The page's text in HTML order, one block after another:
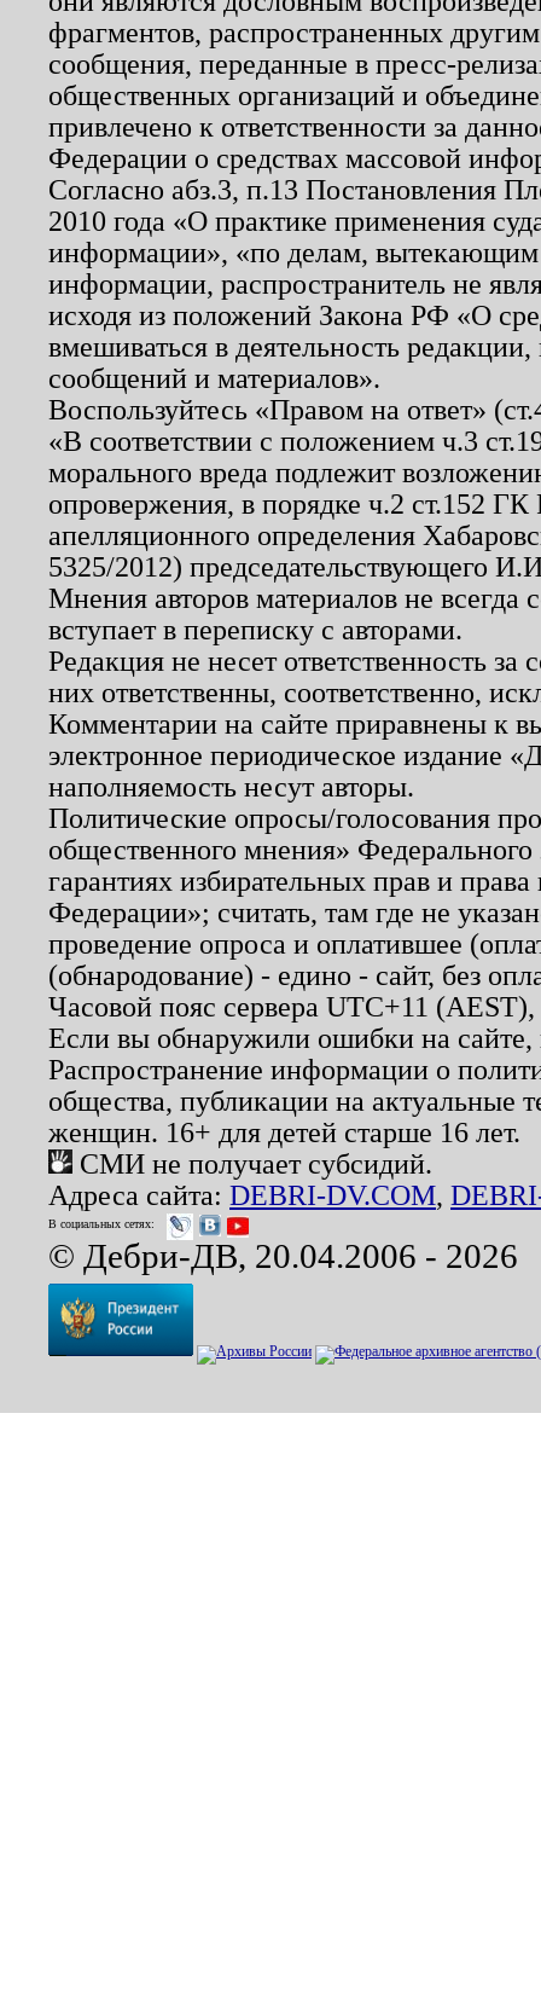
фрагментов, распространенных
сообщения, переданные в пресс-
общественных организаций и
привлечено к ответственности за
Федерации о средствах массовой
Согласно абз.3, п.13 Постановления
2010 года «О практике применения
информации», «по делам, вытекающим
информации, распространитель не
исходя из положений Закона РФ «О
вмешиваться в деятельность
сообщений и материалов».
Воспользуйтесь «Правом на ответ»
«В соответствии с положением ч.3
морального вреда подлежит
опровержения, в порядке ч.2 ст.152
апелляционного определения
5325/2012) председательствующего
Мнения авторов материалов не
вступает в переписку с авторами.
Редакция не несет ответственность
них ответственны, соответственно,
Комментарии на сайте приравнены к
электронное периодическое издание
наполняемость несут авторы.
Политические опросы/голосования
общественного мнения»
гарантиях избирательных прав и
Федерации»; считать, там где не
проведение опроса и оплатившее
(обнародование) - едино - сайт, без
Часовой пояс сервера UTC+11
Если вы обнаружили ошибки на
Распространение информации о
общества, публикации на актуальные
женщин. 16+ для детей старше 16 лет.
СМИ не получает субсидий.
Адреса сайта: DEBRI-DV.COM,
В социальных сетях:
© Дебри-ДВ, 20.04.2006 - 2026